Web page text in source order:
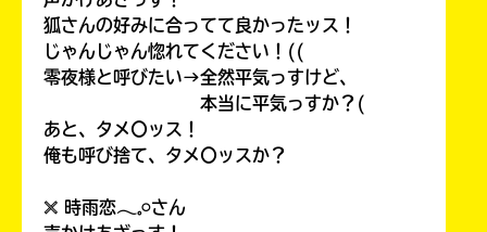
狐さんの好みに合ってて良かったッス！
じゃんじゃん惚れてください！((
零夜様と呼びたい→全然平気っすけど、
本当に平気っすか？(
あと、タメ〇ッス！
俺も呼び捨て、タメ〇ッスか？
𓏴 時雨恋𓂃𓈒𓏸さん